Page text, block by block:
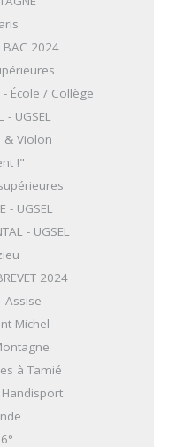
2024
École / Collège
- UGSEL
& Violon
!"
- UGSEL
- UGSEL
2024
Assise
Michel
à Tamié